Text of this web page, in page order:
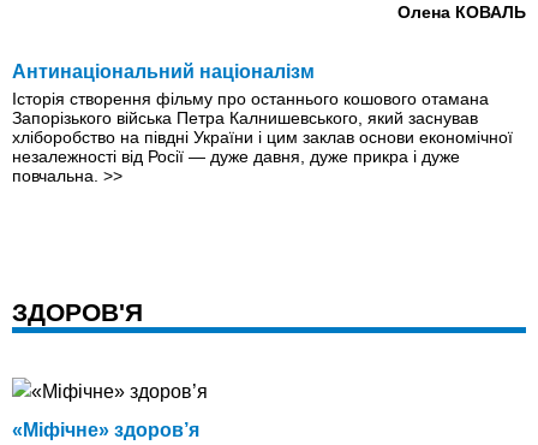
Олена КОВАЛЬ
Антинацiональний нацiоналiзм
Історія створення фільму про останнього кошового отамана
Запорізького війська Петра Калнишевського, який заснував
хліборобство на півдні України і цим заклав основи економічної
незалежності від Росії — дуже давня, дуже прикра i дуже
повчальна. >>
ЗДОРОВ'Я
«Міфічне» здоров’я